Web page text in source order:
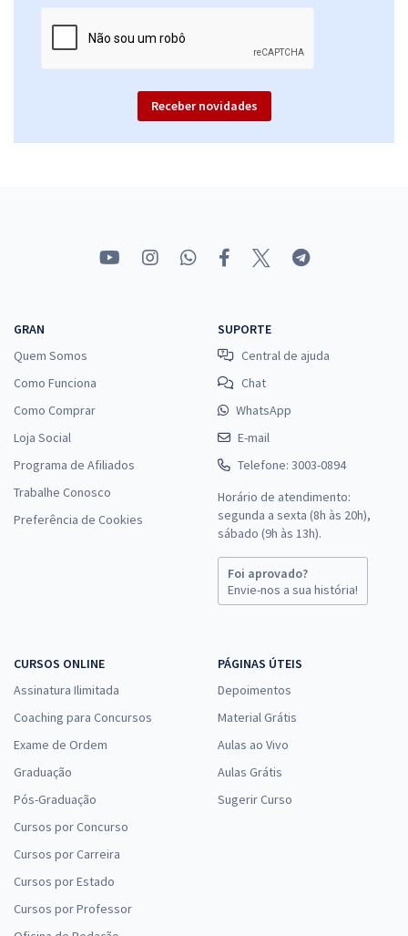
Receber novidades
GRAN
Quem Somos
Como Funciona
Como Comprar
Loja Social
Programa de Afiliados
Trabalhe Conosco
Preferência de Cookies
SUPORTE
Central de ajuda
Chat
WhatsApp
E-mail
Telefone: 3003-0894
Horário de atendimento:
segunda a sexta (8h às 20h),
sábado (9h às 13h).
Foi aprovado?
Envie-nos a sua história!
CURSOS ONLINE
Assinatura Ilimitada
Coaching para Concursos
Exame de Ordem
Graduação
Pós-Graduação
Cursos por Concurso
Cursos por Carreira
Cursos por Estado
Cursos por Professor
PÁGINAS ÚTEIS
Depoimentos
Material Grátis
Aulas ao Vivo
Aulas Grátis
Sugerir Curso